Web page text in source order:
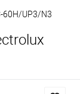
60H/UP3/N3